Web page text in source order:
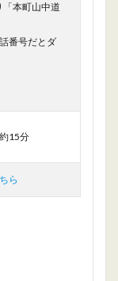
「本町山中道
番号だとダ
15分
ら